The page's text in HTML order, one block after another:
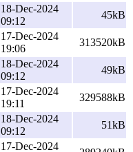
18-Dec-2024
09:12
45kB
17-Dec-2024
19:06
313520kB
18-Dec-2024
09:12
49kB
17-Dec-2024
19:11
329588kB
18-Dec-2024
09:12
51kB
17-Dec-2024